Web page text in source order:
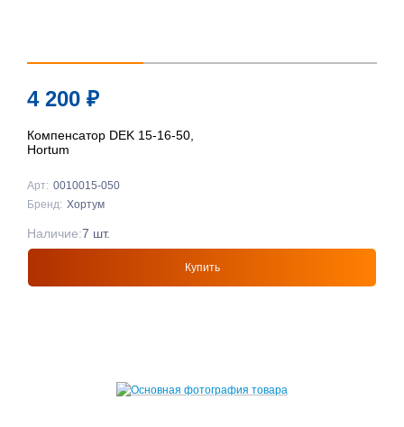
4 200 ₽
Компенсатор DEK 15-16-50,
Hortum
Арт: 0010015-050
Бренд: Хортум
Купить
Наличие:7 шт.